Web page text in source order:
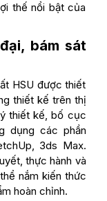
thế nổi bật của
bám sát
HSU được thiết
thiết kế trên thị
thiết kế, bố cục
dụng các phần
3ds Max.
thực hành và
nắm kiến thức
hoàn chỉnh.